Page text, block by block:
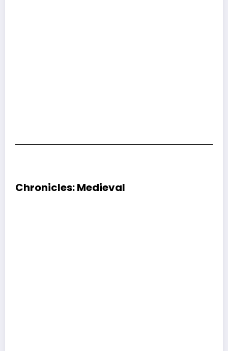
Chronicles: Medieval